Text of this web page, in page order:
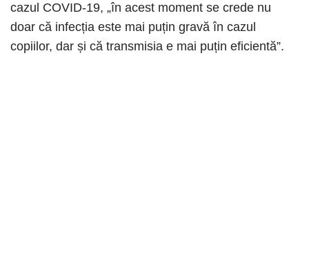
cazul COVID-19, „în acest moment se crede nu
doar că infecția este mai puțin gravă în cazul
copiilor, dar și că transmisia e mai puțin eficientă”.